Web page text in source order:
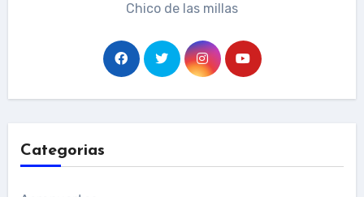
Chico de las millas
Categorias